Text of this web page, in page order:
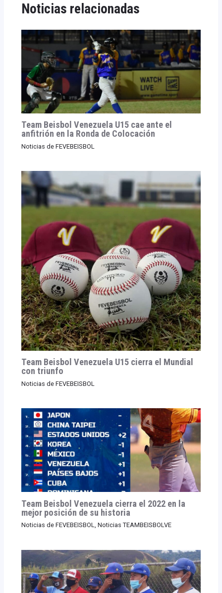
Noticias relacionadas
Team Beisbol Venezuela U15 cae ante el
anfitrión en la Ronda de Colocación
Noticias de FEVEBEISBOL
Team Beisbol Venezuela U15 cierra el Mundial
con triunfo
Noticias de FEVEBEISBOL
Team Beisbol Venezuela cierra el 2022 en la
mejor posición de su historia
Noticias de FEVEBEISBOL, Noticias TEAMBEISBOLVE